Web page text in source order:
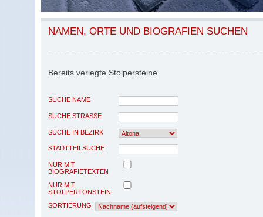
NAMEN, ORTE UND BIOGRAFIEN SUCHEN
Bereits verlegte Stolpersteine
SUCHE NAME
SUCHE STRASSE
SUCHE IN BEZIRK
STADTTEILSUCHE
NUR MIT
BIOGRAFIETEXTEN
NUR MIT
STOLPERTONSTEIN
SORTIERUNG